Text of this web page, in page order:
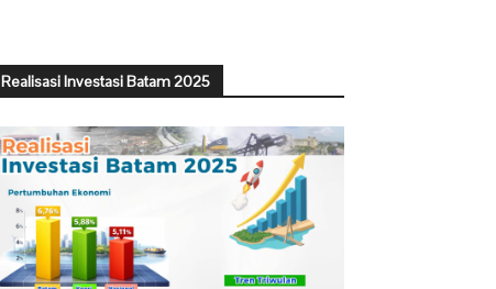
Realisasi Investasi Batam 2025